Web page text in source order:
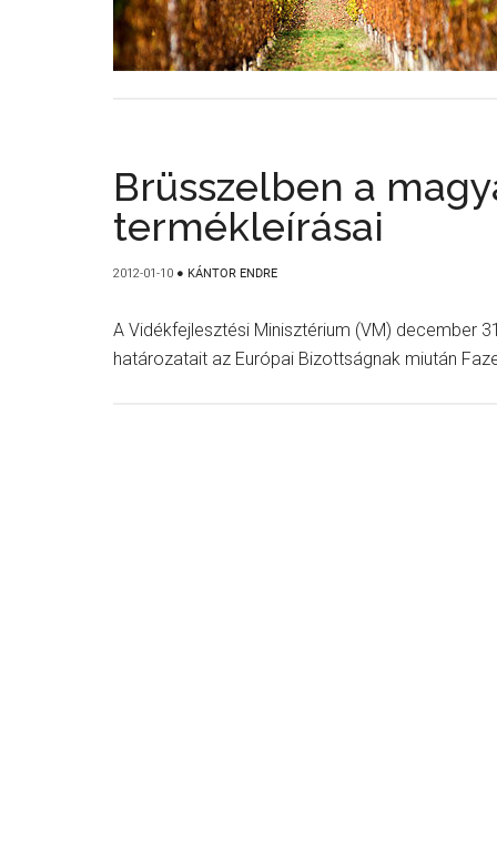
Brüsszelben a
termékleírásai
2012-01-10 ● KÁNTOR ENDRE
A Vidékfejlesztési Minisztérium (VM) december
határozatait az Európai Bizottságnak miután